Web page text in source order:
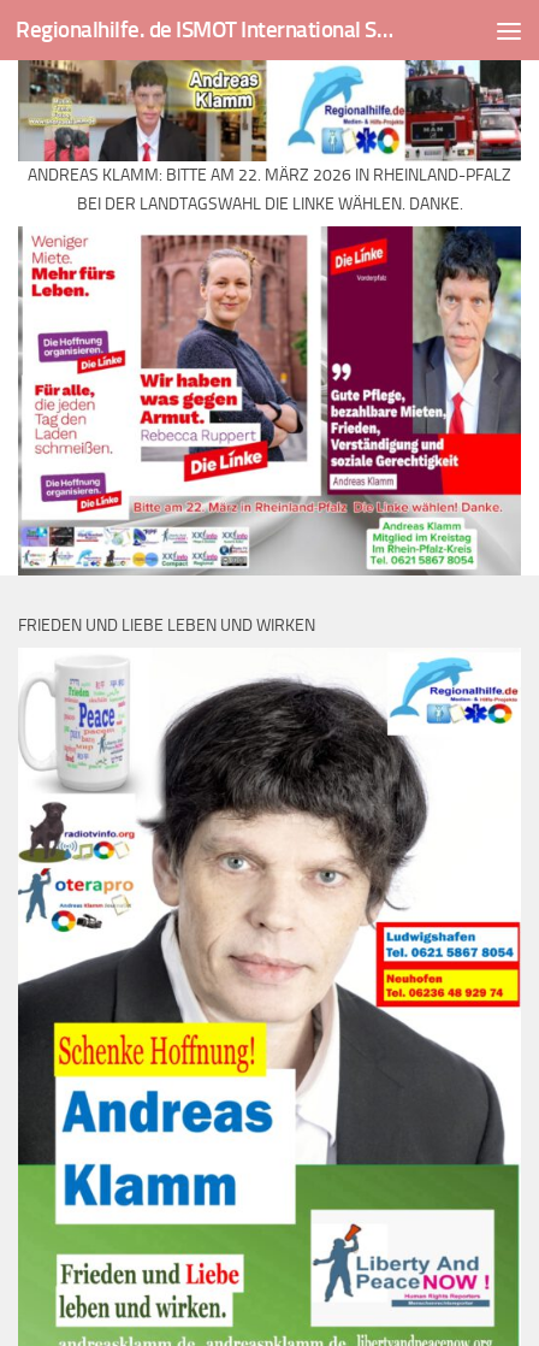
Skip to content Regionalhilfe. de ISMOT International Social And Medical Outreach Team
ANDREAS KLAMM: BITTE AM 22. MÄRZ 2026 IN RHEINLAND-PFALZ
BEI DER LANDTAGSWAHL DIE LINKE WÄHLEN. DANKE.
FRIEDEN UND LIEBE LEBEN UND WIRKEN